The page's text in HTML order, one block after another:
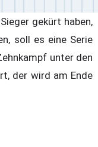
gekürt haben,
soll es eine Serie
unter den
der wird am Ende